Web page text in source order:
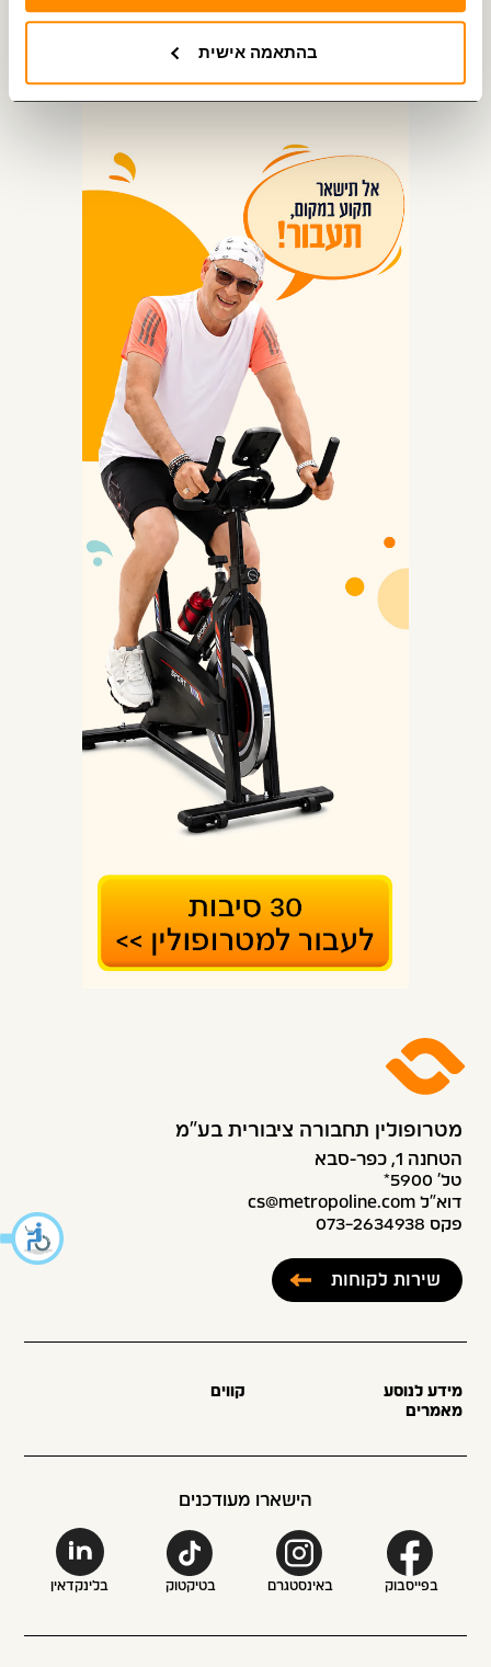
בהתאמה אישית
מטרופולין תחבורה ציבורית בע״מ
הטחנה 1, כפר-סבא
טל׳ 5900*
דוא”ל cs@metropoline.com
פקס 073-2634938
שירות לקוחות
מידע לנוסע
קווים
מאמרים
הישארו מעודכנים
בפייסבוק באינסטגרם בטיקטוק בלינקדאין